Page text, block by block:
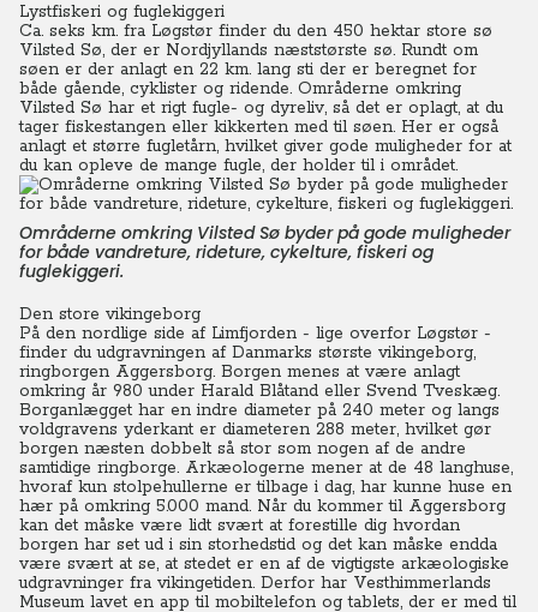
Lystfiskeri og fuglekiggeri
Ca. seks km. fra Løgstør finder du den 450 hektar store sø
Vilsted Sø, der er Nordjyllands næststørste sø. Rundt om
søen er der anlagt en 22 km. lang sti der er beregnet for
både gående, cyklister og ridende. Områderne omkring
Vilsted Sø har et rigt fugle- og dyreliv, så det er oplagt, at du
tager fiskestangen eller kikkerten med til søen. Her er også
anlagt et større fugletårn, hvilket giver gode muligheder for at
du kan opleve de mange fugle, der holder til i området.
Områderne omkring Vilsted Sø byder på gode muligheder
for både vandreture, rideture, cykelture, fiskeri og
fuglekiggeri.
Den store vikingeborg
På den nordlige side af Limfjorden - lige overfor Løgstør -
finder du udgravningen af Danmarks største vikingeborg,
ringborgen Aggersborg. Borgen menes at være anlagt
omkring år 980 under Harald Blåtand eller Svend Tveskæg.
Borganlægget har en indre diameter på 240 meter og langs
voldgravens yderkant er diameteren 288 meter, hvilket gør
borgen næsten dobbelt så stor som nogen af de andre
samtidige ringborge. Arkæologerne mener at de 48 langhuse,
hvoraf kun stolpehullerne er tilbage i dag, har kunne huse en
hær på omkring 5.000 mand. Når du kommer til Aggersborg
kan det måske være lidt svært at forestille dig hvordan
borgen har set ud i sin storhedstid og det kan måske endda
være svært at se, at stedet er en af de vigtigste arkæologiske
udgravninger fra vikingetiden. Derfor har Vesthimmerlands
Museum lavet en app til mobiltelefon og tablets, der er med til